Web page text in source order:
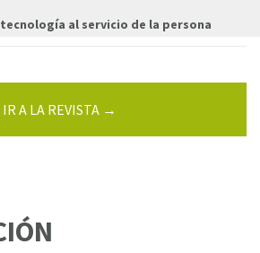
tecnología al servicio de la persona
IR A LA REVISTA →